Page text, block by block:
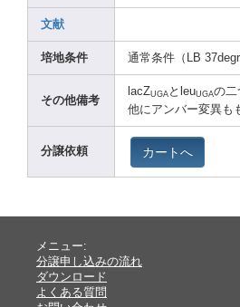
文献
培地条件 通常条件（LB 37deg
その他備考
lacZUGAとleuUGAの二
他にアンバー変異も
分譲依頼 カートへ
メニュー:
分譲申し込みの流れ
ダウンロード
よくある質問